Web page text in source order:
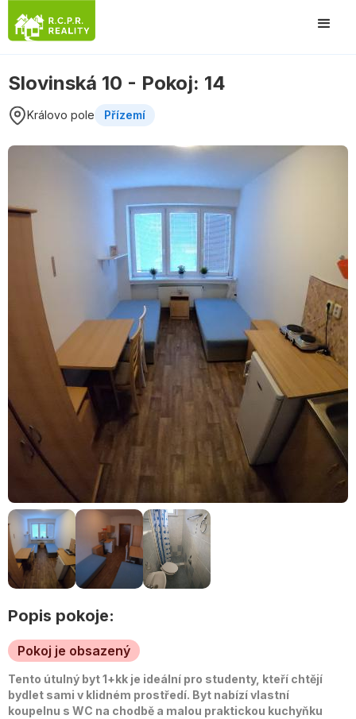
Slovinská 10 - Pokoj: 14
Královo pole Přízemí
Popis pokoje:
Pokoj je obsazený
Tento útulný byt 1+kk je ideální pro studenty, kteří chtějí
bydlet sami v klidném prostředí. Byt nabízí vlastní
koupelnu s WC na chodbě a malou praktickou kuchyňku